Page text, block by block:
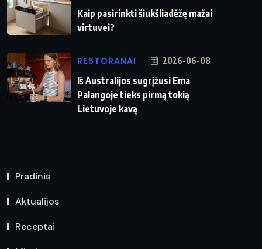
Kaip pasirinkti šiukšliadėžę mažai
virtuvei?
RESTORANAI 2026-06-08
Iš Australijos sugrįžusi Ema
Palangoje tieks pirmą tokią
Lietuvoje kavą
Pradinis
Aktualijos
Receptai